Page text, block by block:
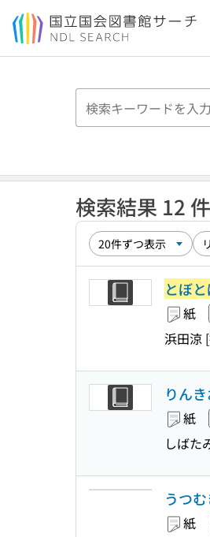
本文へ移動
検索結果 12 件
とぼ
紙
浜田涼
りん
紙
しばた
うつむ
紙